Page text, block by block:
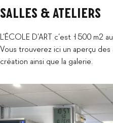
PORTES
OUVERTES
SALLES
&
ATELIERS
SALLES & ATELIERS
L’ÉCOLE D’ART c’est 1500 m2
Vous trouverez ici un aperçu
création ainsi que la galerie.